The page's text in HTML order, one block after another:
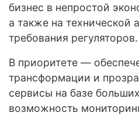
бизнес в непростой
а также на технической
требования регуляторов.
В приоритете —
трансформации и
сервисы на базе
возможность